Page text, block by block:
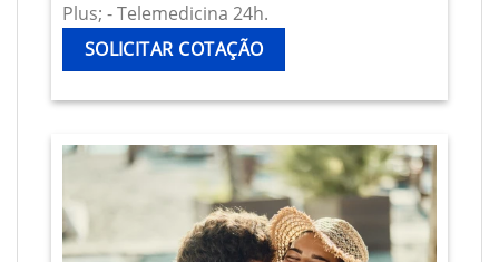
Plus; - Telemedicina 24h.
SOLICITAR COTAÇÃO